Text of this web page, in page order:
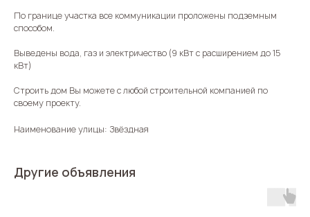
По границе участка все коммуникации проложены подземным
способом.
Выведены вода, газ и электричество (9 кВт с расширением до 15
кВт)
Строить дом Вы можете с любой строительной компанией по
своему проекту.
Наименование улицы: Звёздная
Другие объявления